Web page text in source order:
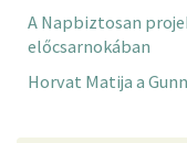
A Napbiztosan
előcsarnokában
Horvat Matija a